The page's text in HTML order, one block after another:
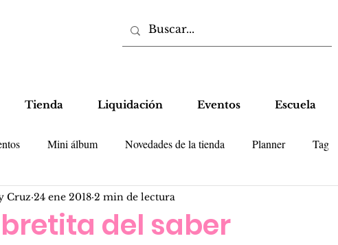
Tienda Liquidación Eventos Escuela
Mini álbum Novedades de la tienda Planner Tag
Tarjetas LO Cajas
del saber
Cruz 24 ene 2018 2 min de lectura